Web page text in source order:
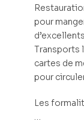
pour
Transports
cartes de
pour
Les
…